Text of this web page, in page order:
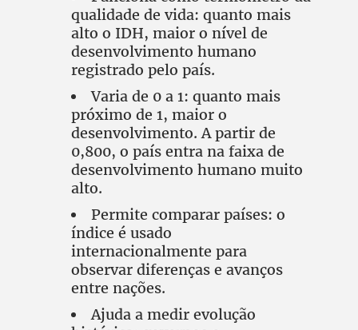
qualidade de vida: quanto mais
alto o IDH, maior o nível de
desenvolvimento humano
registrado pelo país.
Varia de 0 a 1: quanto mais
próximo de 1, maior o
desenvolvimento. A partir de
0,800, o país entra na faixa de
desenvolvimento humano muito
alto.
Permite comparar países: o
índice é usado
internacionalmente para
observar diferenças e avanços
entre nações.
Ajuda a medir evolução